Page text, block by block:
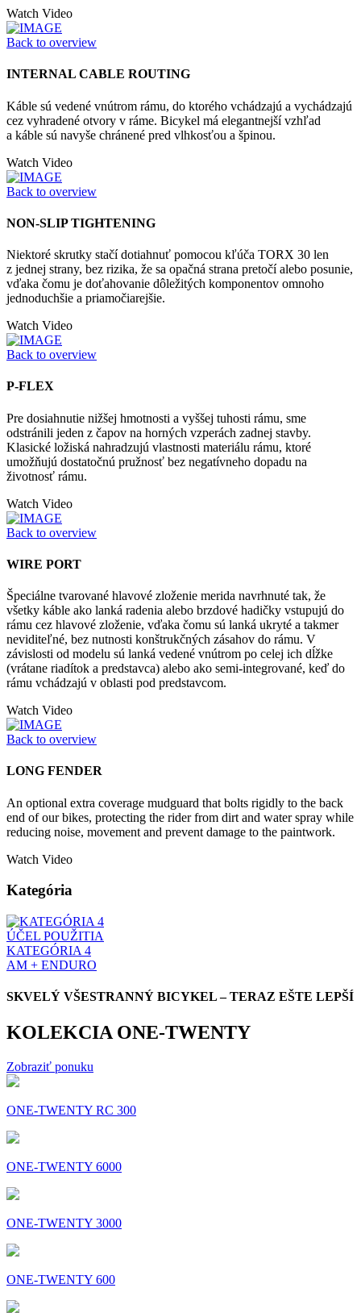
Watch Video
Back to overview
INTERNAL CABLE ROUTING
Káble sú vedené vnútrom rámu, do ktorého vchádzajú a vychádzajú
cez vyhradené otvory v ráme. Bicykel má elegantnejší vzhľad
a káble sú navyše chránené pred vlhkosťou a špinou.
Watch Video
Back to overview
NON-SLIP TIGHTENING
Niektoré skrutky stačí dotiahnuť pomocou kľúča TORX 30 len
z jednej strany, bez rizika, že sa opačná strana pretočí alebo posunie,
vďaka čomu je doťahovanie dôležitých komponentov omnoho
jednoduchšie a priamočiarejšie.
Watch Video
Back to overview
P-FLEX
Pre dosiahnutie nižšej hmotnosti a vyššej tuhosti rámu, sme
odstránili jeden z čapov na horných vzperách zadnej stavby.
Klasické ložiská nahradzujú vlastnosti materiálu rámu, ktoré
umožňujú dostatočnú pružnosť bez negatívneho dopadu na
životnosť rámu.
Watch Video
Back to overview
WIRE PORT
Špeciálne tvarované hlavové zloženie merida navrhnuté tak, že
všetky káble ako lanká radenia alebo brzdové hadičky vstupujú do
rámu cez hlavové zloženie, vďaka čomu sú lanká ukryté a takmer
neviditeľné, bez nutnosti konštrukčných zásahov do rámu. V
závislosti od modelu sú lanká vedené vnútrom po celej ich dĺžke
(vrátane riadítok a predstavca) alebo ako semi-integrované, keď do
rámu vchádzajú v oblasti pod predstavcom.
Watch Video
Back to overview
LONG FENDER
An optional extra coverage mudguard that bolts rigidly to the back
end of our bikes, protecting the rider from dirt and water spray while
reducing noise, movement and prevent damage to the paintwork.
Watch Video
Kategória
ÚČEL POUŽITIA
KATEGÓRIA 4
AM + ENDURO
SKVELÝ VŠESTRANNÝ BICYKEL – TERAZ EŠTE LEPŠÍ
KOLEKCIA ONE-TWENTY
Zobraziť ponuku
ONE-TWENTY RC 300
ONE-TWENTY 6000
ONE-TWENTY 3000
ONE-TWENTY 600